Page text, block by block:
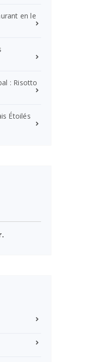
en le
: Risotto
Étoilés